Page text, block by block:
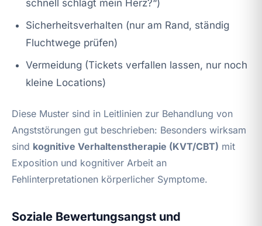
schnell schlägt mein Herz?“)
Sicherheitsverhalten (nur am Rand, ständig
Fluchtwege prüfen)
Vermeidung (Tickets verfallen lassen, nur noch
kleine Locations)
Diese Muster sind in Leitlinien zur Behandlung von
Angststörungen gut beschrieben: Besonders wirksam
sind kognitive Verhaltenstherapie (KVT/CBT) mit
Exposition und kognitiver Arbeit an
Fehlinterpretationen körperlicher Symptome.
Soziale Bewertungsangst und